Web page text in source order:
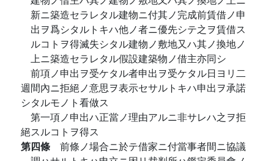
新ニ築造セラレタル建物ニ付其ノ完成前賃借ノ申
出ヲ爲シタルトキハ他ノ者ニ優先シテ之ヲ賃借ス
ルコトヲ得滅失シタル建物ノ敷地又ハ其ノ換地ノ
上ニ築造セラレタル假設建築物ノ借主亦同シ
前項ノ申出ヲ受ケタル者申出ヲ受ケタル日ヨリ二
週間內ニ拒絕ノ意思ヲ表示セサルトキハ申出ヲ承諾
シタルモノト看做ス
第一項ノ申出ハ正當ノ理由アルニ非サレハ之ヲ拒
絕スルコトヲ得ス
第四條 前條ノ場合ニ於テ借家ニ付當事者間ニ協議